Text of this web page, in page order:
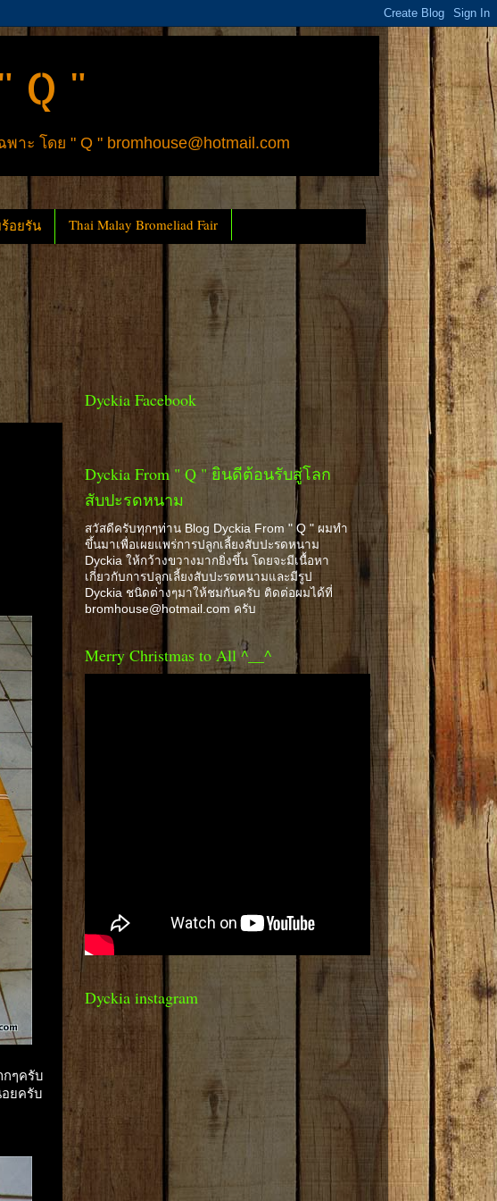
Q "
ะ โดย " Q " bromhouse@hotmail.com
อยรัน Thai Malay Bromeliad Fair
กๆครับ
อยครับ
Dyckia Facebook
Dyckia From " Q " ยินดีต้อนรับสู่โลก
สับปะรดหนาม
สวัสดีครับทุกๆท่าน Blog Dyckia From " Q " ผมทำ
ขึ้นมาเพื่อเผยแพร่การปลูกเลี้ยงสับปะรดหนาม
Dyckia ให้กว้างขวางมากยิ่งขึ้น โดยจะมีเนื้อหา
เกี่ยวกับการปลูกเลี้ยงสับปะรดหนามและมีรูป
Dyckia ชนิดต่างๆมาให้ชมกันครับ ติดต่อผมได้ที่
bromhouse@hotmail.com ครับ
Merry Christmas to All ^__^
Dyckia instagram